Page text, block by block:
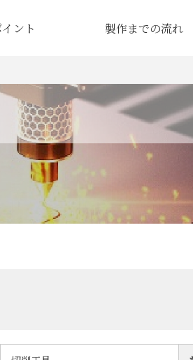
ント 製作までの流れ